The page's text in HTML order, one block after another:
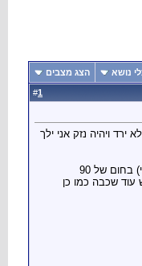
נושא הצג מצבים
1
ויהיה נזק אני ילך
עשיתי פוליש עדין עשיתי פוליש גס ווקס רגיל ווקס מטאלי ווקס בצבע הרכב כל חומר נמרח 3 פעמים שטפתי עם אקונומיקה (עצה של נהג משאית....) שטפתי עם מים בלחץ (גרני) בחום של 90
עוד שכבה כמו כן